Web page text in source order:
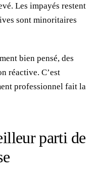
Les impayés restent
sont minoritaires
bien pensé, des
réactive. C’est
professionnel fait la
parti de